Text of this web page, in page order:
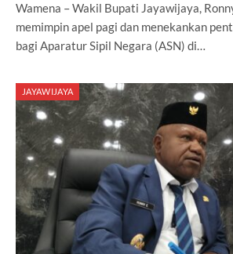
Wamena – Wakil Bupati Jayawijaya,
memimpin apel pagi dan menekankan
bagi Aparatur Sipil Negara (ASN) di…
JAYAWIJAYA